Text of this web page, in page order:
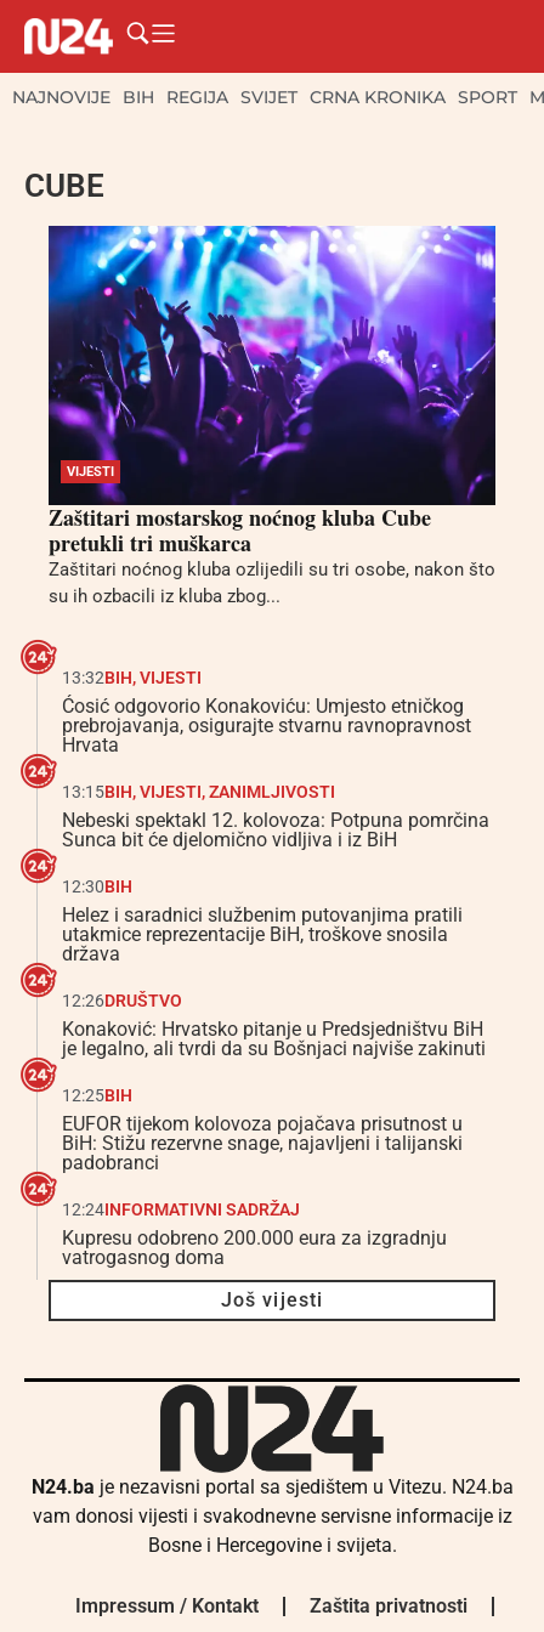
NAJNOVIJE BIH REGIJA SVIJET CRNA KRONIKA SPORT
CUBE
VIJESTI
Zaštitari mostarskog noćnog kluba Cube
pretukli tri muškarca
Zaštitari noćnog kluba ozlijedili su tri osobe, nakon što
su ih ozbacili iz kluba zbog...
13:32BIH,VIJESTI
Ćosić odgovorio Konakoviću: Umjesto etničkog
prebrojavanja, osigurajte stvarnu ravnopravnost
Hrvata
13:15BIH,VIJESTI,ZANIMLJIVOSTI
Nebeski spektakl 12. kolovoza: Potpuna pomrčina
Sunca bit će djelomično vidljiva i iz BiH
12:30BIH
Helez i saradnici službenim putovanjima pratili
utakmice reprezentacije BiH, troškove snosila
država
12:26DRUŠTVO
Konaković: Hrvatsko pitanje u Predsjedništvu BiH
je legalno, ali tvrdi da su Bošnjaci najviše zakinuti
12:25BIH
EUFOR tijekom kolovoza pojačava prisutnost u
BiH: Stižu rezervne snage, najavljeni i talijanski
padobranci
12:24INFORMATIVNI SADRŽAJ
Kupresu odobreno 200.000 eura za izgradnju
vatrogasnog doma
Još vijesti
N24.ba je nezavisni portal sa sjedištem u Vitezu. N24.ba
vam donosi vijesti i svakodnevne servisne informacije iz
Bosne i Hercegovine i svijeta.
Impressum / Kontakt Zaštita privatnosti